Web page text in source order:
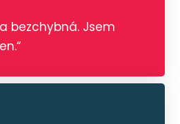
bezchybná. Jsem